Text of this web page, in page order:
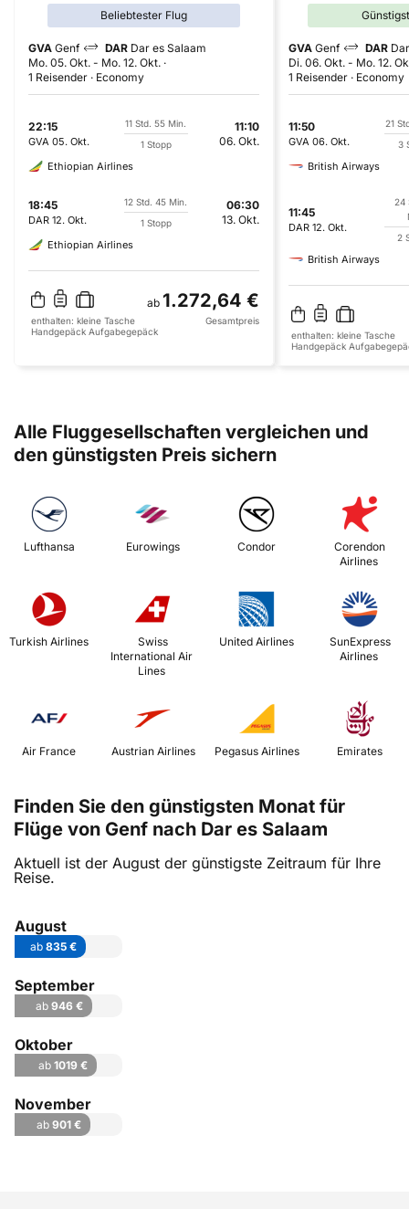
Beliebtester Flug
GVA Genf DAR Dar es Salaam
Mo. 05. Okt. - Mo. 12. Okt.
1 Reisender
Economy
22:15
GVA 05. Okt.
11 Std. 55 Min.
1 Stopp
11:10
06. Okt.
Ethiopian Airlines
18:45
DAR 12. Okt.
12 Std. 45 Min.
1 Stopp
06:30
13. Okt.
Ethiopian Airlines
ab 1.272,64 €
enthalten: kleine Tasche
Handgepäck Aufgabegepäck
Gesamtpreis
GVA Genf DAR
Di. 06. Okt. - Mo. 12.
1 Reisender
Economy
11:50
GVA 06. Okt.
21
3
British Airways
11:45
DAR 12. Okt.
24
2
British Airways
enthalten: kleine Tasche
Handgepäck
Alle Fluggesellschaften vergleichen und
den günstigsten Preis sichern
Lufthansa Eurowings Condor
Corendon
Airlines
Turkish Airlines
International Air
Lines
United Airlines
Airlines
Air France Austrian Airlines Emirates
Finden Sie den günstigsten Monat für
Flüge von Genf nach Dar es Salaam
Aktuell ist der August der günstigste Zeitraum für Ihre
Reise.
August
ab835 €
September
ab946 €
Oktober
ab 1019 €
November
ab 901 €